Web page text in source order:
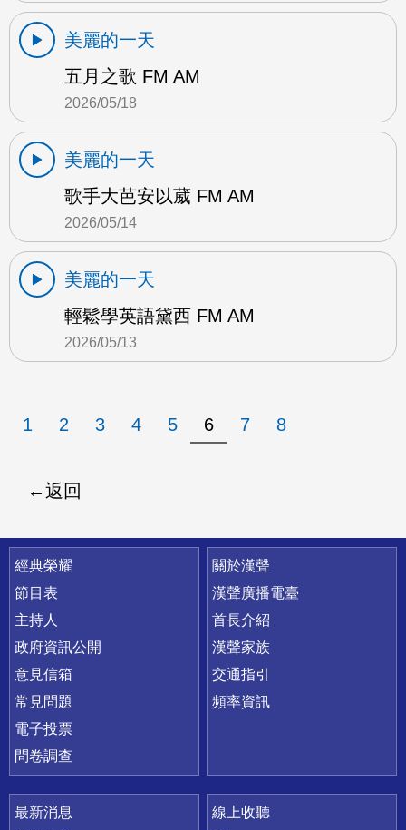
美麗的一天
五月之歌 FM AM
2026/05/18
美麗的一天
歌手大芭安以葳 FM AM
2026/05/14
美麗的一天
輕鬆學英語黛西 FM AM
2026/05/13
1 2 3 4 5 6 7 8
返回
快速連結
經典榮耀
節目表
主持人
政府資訊公開
意見信箱
常見問題
電子投票
問卷調查
關於漢聲
漢聲廣播電臺
首長介紹
漢聲家族
交通指引
頻率資訊
最新消息
線上收聽